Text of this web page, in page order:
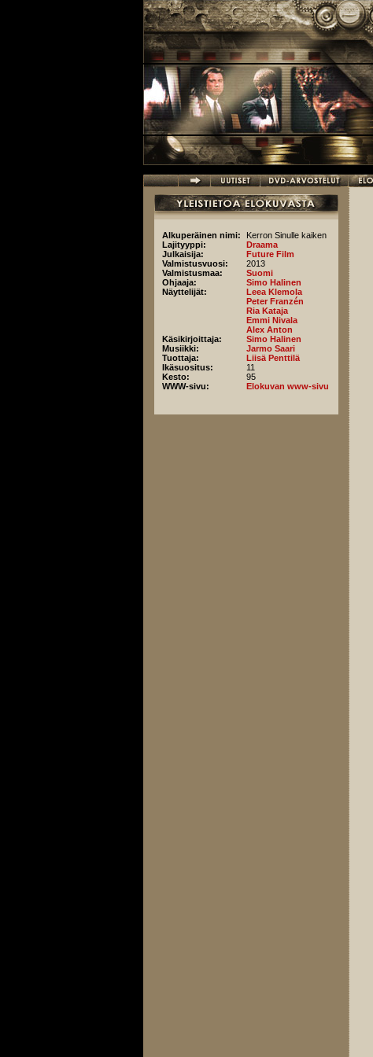
Alkuperäinen nimi:
Kerron Sinulle kaiken
Lajityyppi:
Draama
Julkaisija:
Future Film
Valmistusvuosi:
2013
Valmistusmaa:
Suomi
Ohjaaja:
Simo Halinen
Näyttelijät:
Leea Klemola
Peter Franzén
Ria Kataja
Emmi Nivala
Alex Anton
Käsikirjoittaja:
Simo Halinen
Musiikki:
Jarmo Saari
Tuottaja:
Liisä Penttilä
Ikäsuositus:
11
Kesto:
95
WWW-sivu:
Elokuvan www-sivu